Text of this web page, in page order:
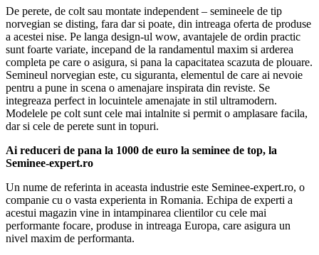
De perete, de colt sau montate independent – semineele de tip
norvegian se disting, fara dar si poate, din intreaga oferta de produse
a acestei nise. Pe langa design-ul wow, avantajele de ordin practic
sunt foarte variate, incepand de la randamentul maxim si arderea
completa pe care o asigura, si pana la capacitatea scazuta de plouare.
Semineul norvegian este, cu siguranta, elementul de care ai nevoie
pentru a pune in scena o amenajare inspirata din reviste. Se
integreaza perfect in locuintele amenajate in stil ultramodern.
Modelele pe colt sunt cele mai intalnite si permit o amplasare facila,
dar si cele de perete sunt in topuri.
Ai reduceri de pana la 1000 de euro la seminee de top, la
Seminee-expert.ro
Un nume de referinta in aceasta industrie este Seminee-expert.ro, o
companie cu o vasta experienta in Romania. Echipa de experti a
acestui magazin vine in intampinarea clientilor cu cele mai
performante focare, produse in intreaga Europa, care asigura un
nivel maxim de performanta.